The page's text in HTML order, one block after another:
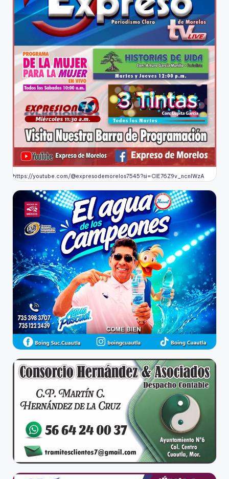
https://youtube.com/@expresodemorelos7545?si=CIE76Z9v_ncnlWzA